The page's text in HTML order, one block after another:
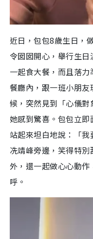
近日，包包8歲生日，
令囡囡開心，舉行生
一起食大餐，而且落
餐廳內，跟一班小朋
候，突然見到「心儀
她感到驚喜。包包立
站起來坦白地說：「
冼靖峰旁邊，笑得特
外，還一起做心心動
呼。